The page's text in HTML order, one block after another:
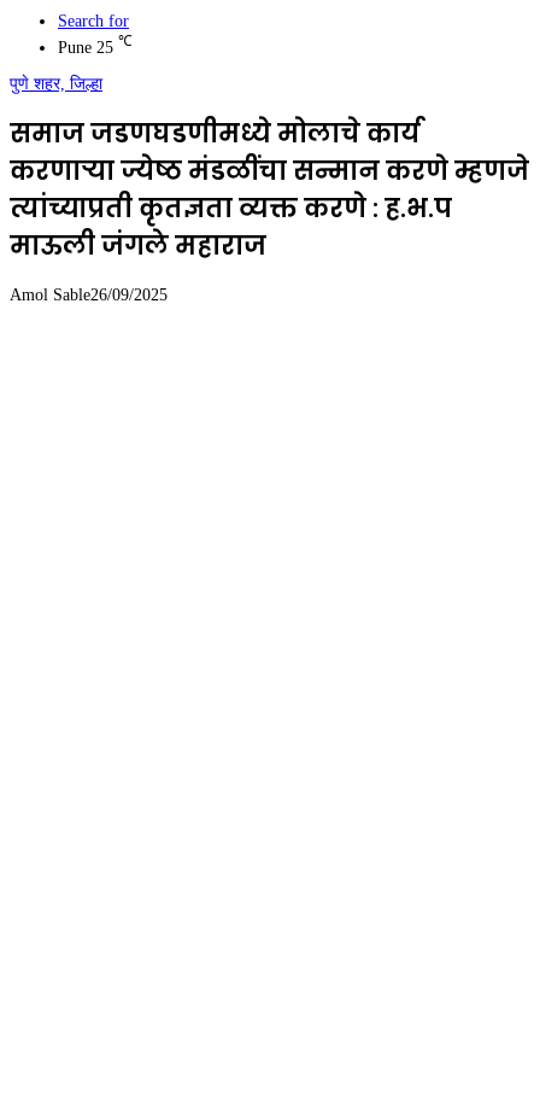
Search for
Pune 25 ℃
पुणे शहर, जिल्हा
समाज जडणघडणीमध्ये मोलाचे कार्य
करणाऱ्या ज्येष्ठ मंडळींचा सन्मान करणे म्हणजे
त्यांच्याप्रती कृतज्ञता व्यक्त करणे : ह.भ.प
माऊली जंगले महाराज
Amol Sable26/09/2025